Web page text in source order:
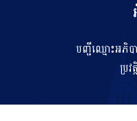
បញ្ជីឈ្មោះអភិប
ប្រវ